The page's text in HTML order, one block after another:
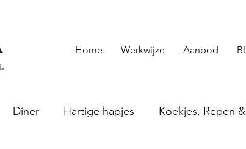
Home Werkwijze Aanbod
Diner Hartige hapjes Koekjes, Repen